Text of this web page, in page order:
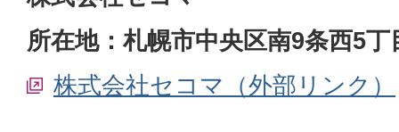
所在地：札幌市中央区南9条西5丁
株式会社セコマ（外部リンク）